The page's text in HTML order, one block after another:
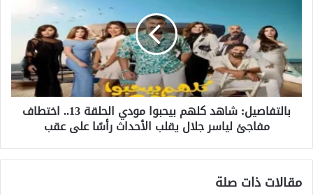
مودي
الحلقة
13..
اختطاف
مفاجئ
لياسر
الأحداث
على
بالتفاصيل: شاهد كلهم بيحبوا مودي الحلقة 13.. اختطاف
مفاجئ لياسر جلال يقلب الأحداث رأسًا على عقب
مقالات ذات صلة